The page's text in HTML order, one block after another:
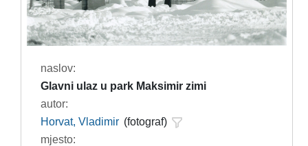
naslov:
Glavni ulaz u park Maksimir zimi
autor:
Horvat, Vladimir (fotograf)
mjesto: